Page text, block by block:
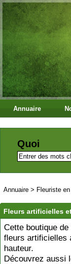
Annuaire
Quoi
Annuaire > Fleuriste
Fleurs artificielles
Cette boutique
fleurs artificielles
hauteur.
Découvrez aussi